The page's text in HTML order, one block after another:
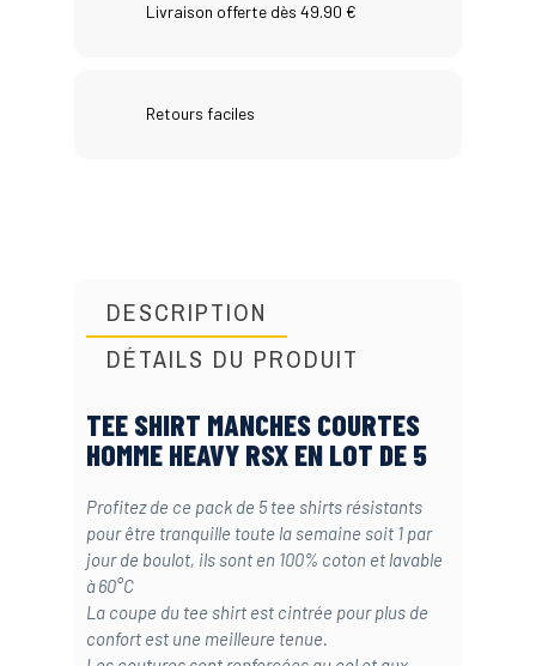
Livraison offerte dès 49.90 €
Retours faciles
DESCRIPTION
DÉTAILS DU PRODUIT
TEE SHIRT MANCHES COURTES
HOMME HEAVY RSX EN LOT DE 5
Profitez de ce pack de 5 tee shirts résistants
pour être tranquille toute la semaine soit 1 par
jour de boulot, ils sont en 100% coton et lavable
à 60°C
La coupe du tee shirt est cintrée pour plus de
confort est une meilleure tenue.